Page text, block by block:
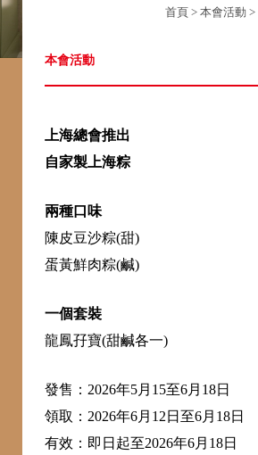
首頁 > 本會活動 >
本會活動
上海總會推出
自家製上海粽
兩種口味
陳皮豆沙粽(甜)
蛋黃鮮肉粽(鹹)
一個套裝
龍鳳孖寶(甜鹹各一)
發售：2026年5月15至6月18日
領取：2026年6月12日至6月18日
有效：即日起至2026年6月18日